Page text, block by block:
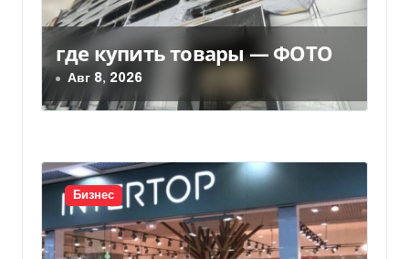
о
з
а
и
с
я
где купить товары — ФОТО
Авг 8, 2026
Бизнес